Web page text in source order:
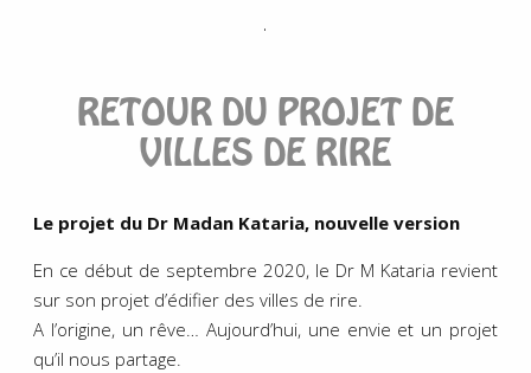
.
RETOUR DU PROJET DE
VILLES DE RIRE
Le projet du Dr Madan Kataria, nouvelle version
En ce début de septembre 2020, le Dr M Kataria revient
sur son projet d’édifier des villes de rire.
A l’origine, un rêve… Aujourd’hui, une envie et un projet
qu’il nous partage.